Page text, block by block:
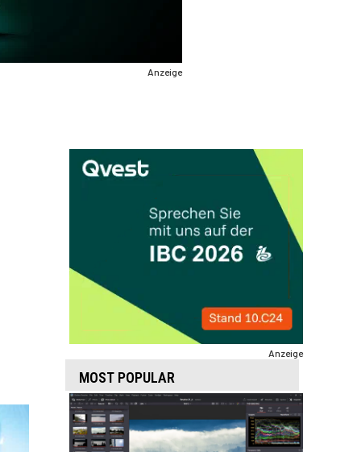
Anzeige
Anzeige
MOST POPULAR